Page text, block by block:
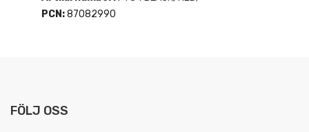
PCN:87082990
FÖLJ OSS